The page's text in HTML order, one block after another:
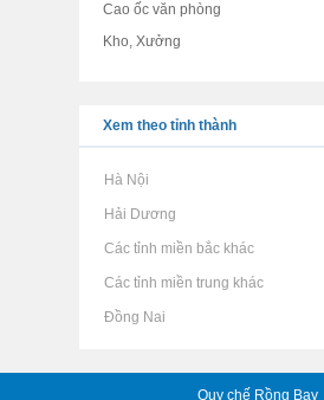
Cao ốc văn phòng
Kho, Xưởng
Xem theo tỉnh thành
Rao vặt tại Hà Nội Rao
Rao vặt tại Hải Dương Rao
Rao vặt tại Các tỉnh miền bắc khác Rao
Rao vặt tại Các tỉnh miền trung khác Rao
Rao vặt tại Đồng Nai Rao
Quy chế Rồng Bay